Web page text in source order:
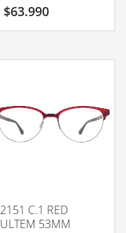
$63.990
2151 C.1 RED
ULTEM 53MM